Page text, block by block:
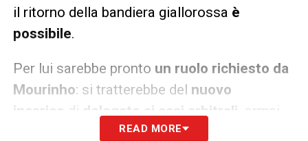
il ritorno della bandiera giallorossa è
possibile.
Per lui sarebbe pronto un ruolo richiesto da
Mourinho: si tratterebbe del nuovo
incarico
di delegato ai casi arbitrali
ruolo necessario per i capitolini dopo le tante
READ MORE